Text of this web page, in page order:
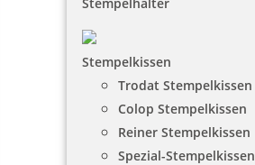
Stempelkissen
Trodat Stempelkissen
Colop Stempelkissen
Reiner Stempelkissen
Spezial-Stempelkissen